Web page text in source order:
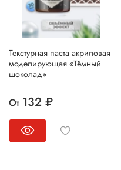
Текстурная паста акриловая
моделирующая «Тёмный
шоколад»
От 132 ₽